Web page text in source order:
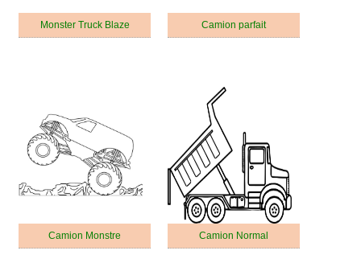
Monster Truck Blaze Camion parfait
Camion Monstre Camion Normal